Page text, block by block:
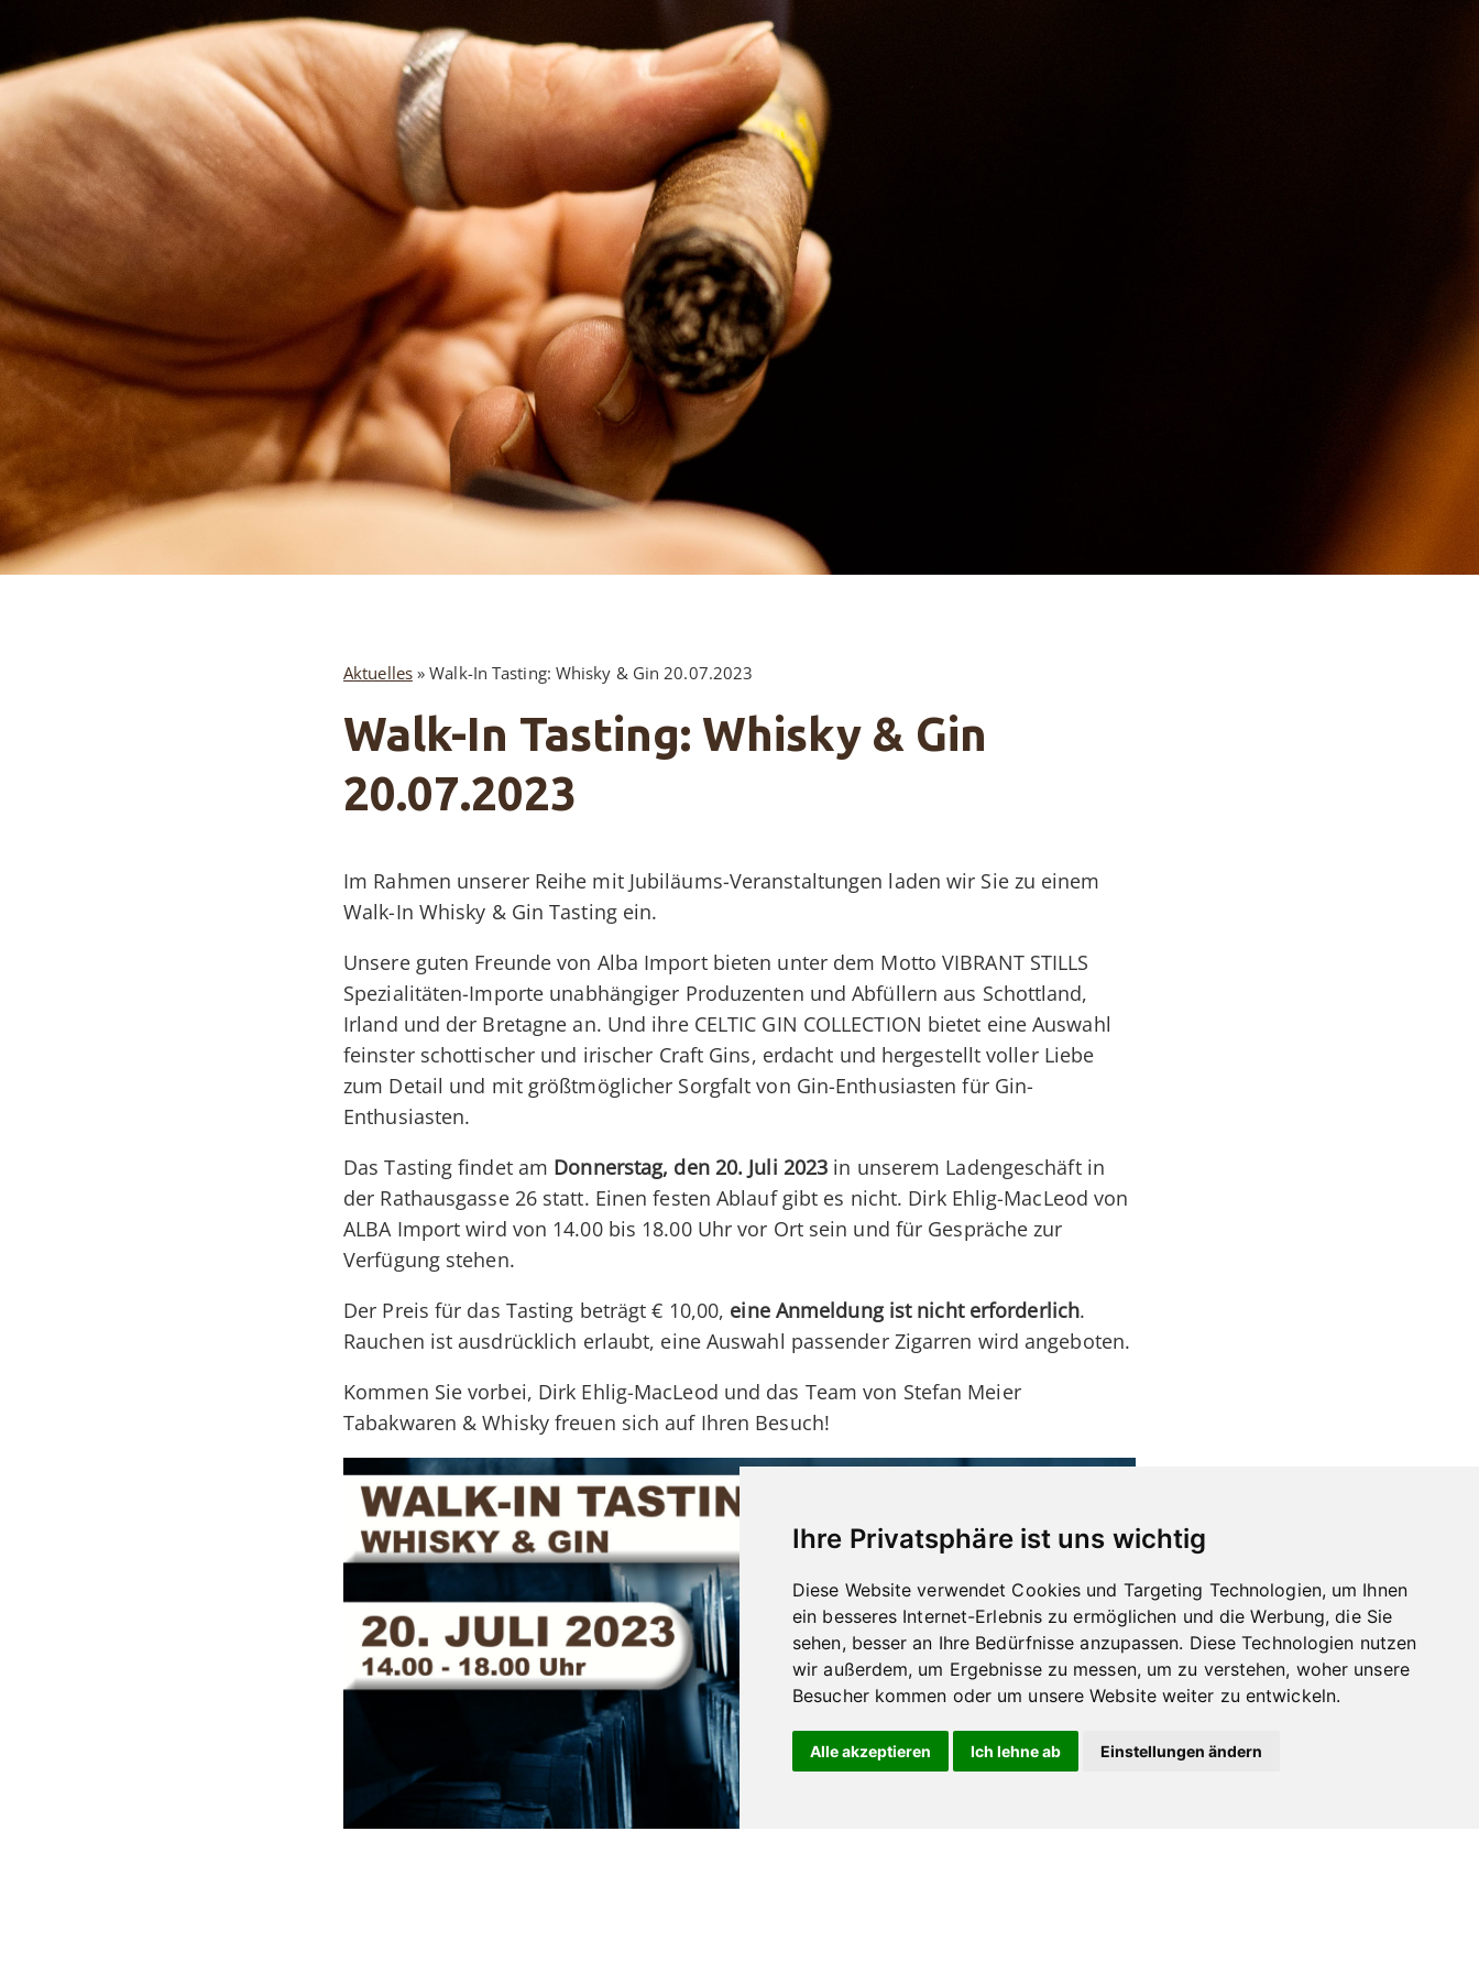
Ihre Privatsphäre ist uns wichtig
Diese Website verwendet Cookies und Targeting Technologien, um Ihnen
ein besseres Internet-Erlebnis zu ermöglichen und die Werbung, die Sie
sehen, besser an Ihre Bedürfnisse anzupassen. Diese Technologien nutzen
wir außerdem, um Ergebnisse zu messen, um zu verstehen, woher unsere
Besucher kommen oder um unsere Website weiter zu entwickeln.
Alle akzeptieren Ich lehne ab Einstellungen ändern
Aktuelles»Walk-In Tasting: Whisky & Gin 20.07.2023
Walk-In Tasting: Whisky & Gin
20.07.2023
Im Rahmen unserer Reihe mit Jubiläums-Veranstaltungen laden wir Sie zu einem
Walk-In Whisky & Gin Tasting ein.
Unsere guten Freunde von Alba Import bieten unter dem Motto VIBRANT STILLS
Spezialitäten-Importe unabhängiger Produzenten und Abfüllern aus Schottland,
Irland und der Bretagne an. Und ihre CELTIC GIN COLLECTION bietet eine Auswahl
feinster schottischer und irischer Craft Gins, erdacht und hergestellt voller Liebe
zum Detail und mit größtmöglicher Sorgfalt von Gin-Enthusiasten für Gin-
Enthusiasten.
Das Tasting findet am Donnerstag, den 20. Juli 2023 in unserem Ladengeschäft in
der Rathausgasse 26 statt. Einen festen Ablauf gibt es nicht. Dirk Ehlig-MacLeod von
ALBA Import wird von 14.00 bis 18.00 Uhr vor Ort sein und für Gespräche zur
Verfügung stehen.
Der Preis für das Tasting beträgt € 10,00, eine Anmeldung ist nicht erforderlich.
Rauchen ist ausdrücklich erlaubt, eine Auswahl passender Zigarren wird angeboten.
Kommen Sie vorbei, Dirk Ehlig-MacLeod und das Team von Stefan Meier
Tabakwaren & Whisky freuen sich auf Ihren Besuch!